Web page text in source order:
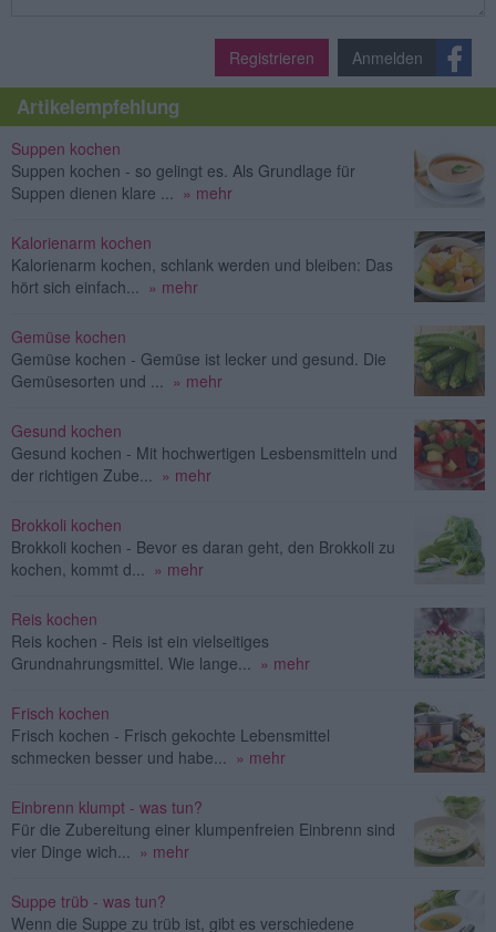
Registrieren Anmelden
Artikelempfehlung
Suppen kochen
Suppen kochen - so gelingt es. Als Grundlage für
Suppen dienen klare ... » mehr
Kalorienarm kochen
Kalorienarm kochen, schlank werden und bleiben: Das
hört sich einfach... » mehr
Gemüse kochen
Gemüse kochen - Gemüse ist lecker und gesund. Die
Gemüsesorten und ... » mehr
Gesund kochen
Gesund kochen - Mit hochwertigen Lesbensmitteln und
der richtigen Zube... » mehr
Brokkoli kochen
Brokkoli kochen - Bevor es daran geht, den Brokkoli zu
kochen, kommt d... » mehr
Reis kochen
Reis kochen - Reis ist ein vielseitiges
Grundnahrungsmittel. Wie lange... » mehr
Frisch kochen
Frisch kochen - Frisch gekochte Lebensmittel
schmecken besser und habe... » mehr
Einbrenn klumpt - was tun?
Für die Zubereitung einer klumpenfreien Einbrenn sind
vier Dinge wich... » mehr
Suppe trüb - was tun?
Wenn die Suppe zu trüb ist, gibt es verschiedene